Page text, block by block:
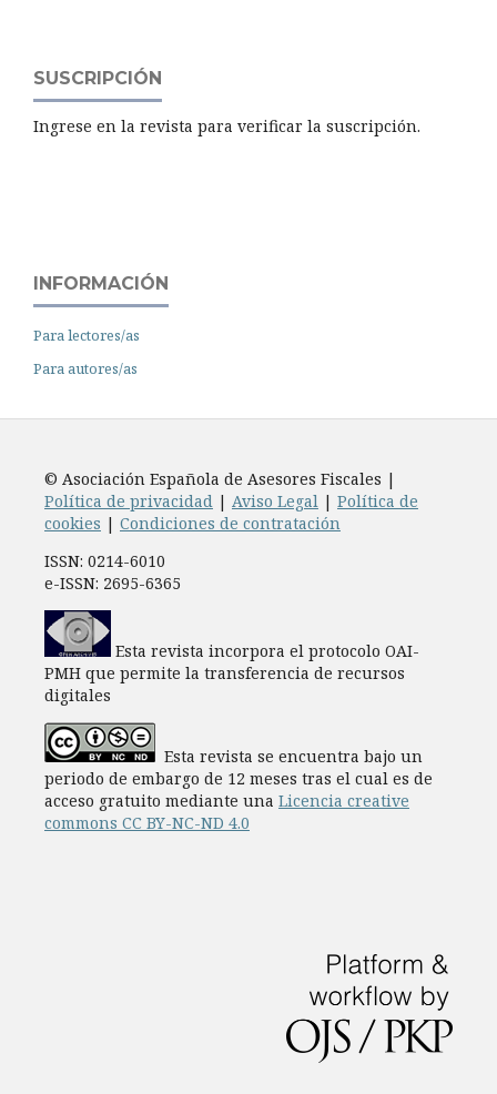
SUSCRIPCIÓN
Ingrese en la revista para verificar la suscripción.
INFORMACIÓN
Para lectores/as
Para autores/as
© Asociación Española de Asesores Fiscales |
Política de privacidad| Aviso Legal| Política de
cookies | Condiciones de contratación
ISSN: 0214-6010
e-ISSN: 2695-6365
Esta revista incorpora el protocolo OAI-
PMH que permite la transferencia de recursos
digitales
Esta revista se encuentra bajo un
periodo de embargo de 12 meses tras el cual es de
acceso gratuito mediante una Licencia creative
commons CC BY-NC-ND 4.0